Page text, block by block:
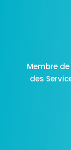
Membre
des